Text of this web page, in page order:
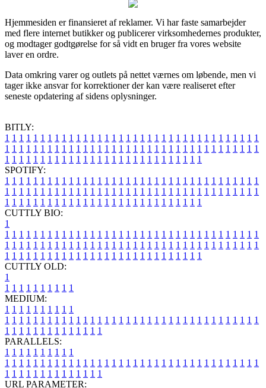
Hjemmesiden er finansieret af reklamer. Vi har faste samarbejder
med flere internet butikker og publicerer virksomhedernes produkter,
og modtager godtgørelse for så vidt en bruger fra vores website
laver en ordre.
Data omkring varer og outlets på nettet værnes om løbende, men vi
tager ikke ansvar for korrektioner der kan være realiseret efter
seneste opdatering af sidens oplysninger.
BITLY:
1 1 1 1 1 1 1 1 1 1 1 1 1 1 1 1 1 1 1 1 1 1 1 1 1 1 1 1 1 1 1 1 1 1 1 1
1 1 1 1 1 1 1 1 1 1 1 1 1 1 1 1 1 1 1 1 1 1 1 1 1 1 1 1 1 1 1 1 1 1 1 1
1 1 1 1 1 1 1 1 1 1 1 1 1 1 1 1 1 1 1 1 1 1 1 1 1 1 1 1
SPOTIFY:
1 1 1 1 1 1 1 1 1 1 1 1 1 1 1 1 1 1 1 1 1 1 1 1 1 1 1 1 1 1 1 1 1 1 1 1
1 1 1 1 1 1 1 1 1 1 1 1 1 1 1 1 1 1 1 1 1 1 1 1 1 1 1 1 1 1 1 1 1 1 1 1
1 1 1 1 1 1 1 1 1 1 1 1 1 1 1 1 1 1 1 1 1 1 1 1 1 1 1 1
CUTTLY BIO:
1
1 1 1 1 1 1 1 1 1 1 1 1 1 1 1 1 1 1 1 1 1 1 1 1 1 1 1 1 1 1 1 1 1 1 1 1
1 1 1 1 1 1 1 1 1 1 1 1 1 1 1 1 1 1 1 1 1 1 1 1 1 1 1 1 1 1 1 1 1 1 1 1
1 1 1 1 1 1 1 1 1 1 1 1 1 1 1 1 1 1 1 1 1 1 1 1 1 1 1 1
CUTTLY OLD:
1
1 1 1 1 1 1 1 1 1 1
MEDIUM:
1 1 1 1 1 1 1 1 1 1
1 1 1 1 1 1 1 1 1 1 1 1 1 1 1 1 1 1 1 1 1 1 1 1 1 1 1 1 1 1 1 1 1 1 1 1
1 1 1 1 1 1 1 1 1 1 1 1 1 1
PARALLELS:
1 1 1 1 1 1 1 1 1 1
1 1 1 1 1 1 1 1 1 1 1 1 1 1 1 1 1 1 1 1 1 1 1 1 1 1 1 1 1 1 1 1 1 1 1 1
1 1 1 1 1 1 1 1 1 1 1 1 1 1
URL PARAMETER: